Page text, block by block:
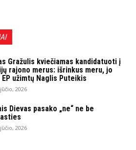
Gražulis kviečiamas kandidatuoti į
rajono merus: išrinkus meru, jo
užimtų Naglis Puteikis
2026
Dievas pasako „ne“ ne be
2026